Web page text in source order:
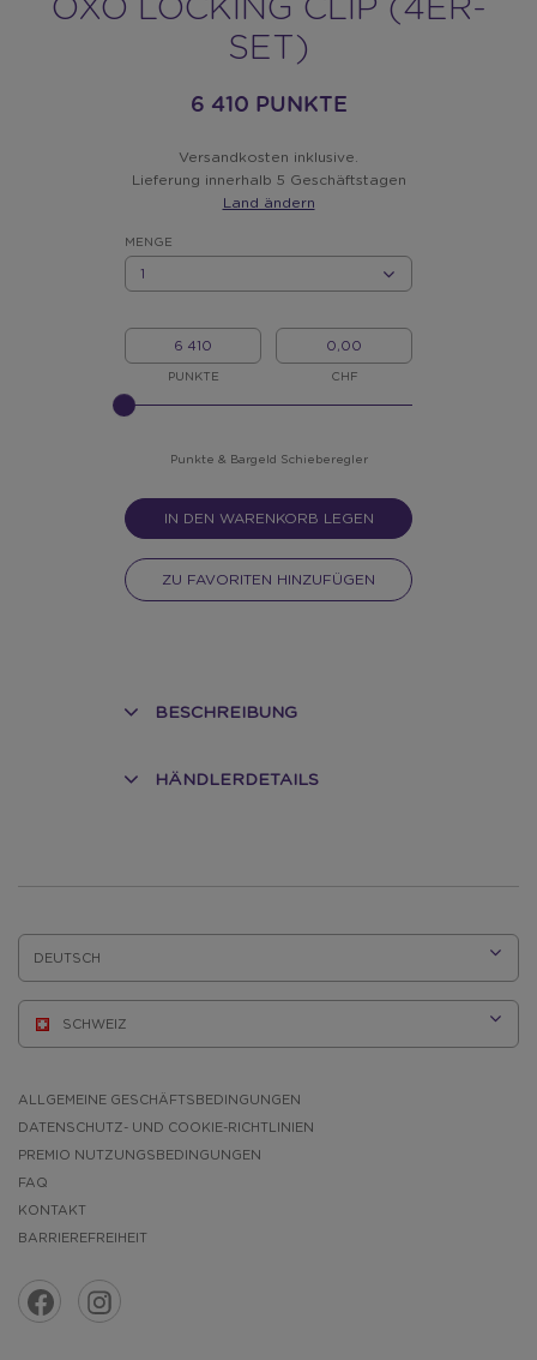
OXO LOCKING CLIP (4ER-
SET)
6 410 PUNKTE
Versandkosten inklusive.
Lieferung innerhalb 5 Geschäftstagen
Land ändern
MENGE
MEINE
PUNKTE
PUNKTE
MEIN
BARGELD
CHF
BITTE
INPUT
EINGEBENPunkte & Bargeld Schieberegler
IN DEN WARENKORB LEGEN
ZU FAVORITEN HINZUFÜGEN
BESCHREIBUNG
HÄNDLERDETAILS
SPRACHE:
ALLGEMEINE GESCHÄFTSBEDINGUNGEN
DATENSCHUTZ- UND COOKIE-RICHTLINIEN
PREMIO NUTZUNGSBEDINGUNGEN
FAQ
KONTAKT
BARRIEREFREIHEIT